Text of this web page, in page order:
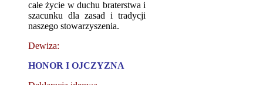
całe życie w duchu braterstwa i
szacunku dla zasad i tradycji
naszego stowarzyszenia.
Dewiza:
HONOR I OJCZYZNA